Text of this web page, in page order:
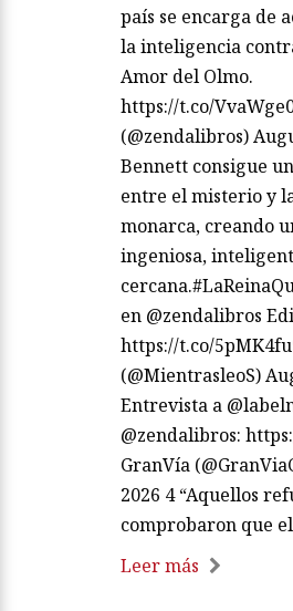
país se encarga de
la inteligencia
Amor del Olmo.
https://t.co/
(@zendalibros)
Bennett consigue
entre el misterio y
monarca, creando
ingeniosa,
en @zendalibros
https://t.co/
(@MientrasleoS)
Entrevista a
@zendalibros:
GranVía
2026 4 “Aquellos
comprobaron que
Leer más